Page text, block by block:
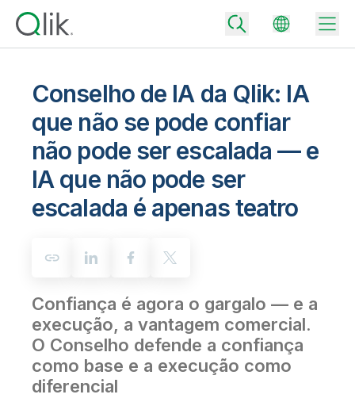
Comunidade
Suporte ao Cliente
Portal do Cliente
Onboarding
Documentação do Produto
Empresa
Carreiras
Sala de Imprensa
Escritórios Globais
Back
Qlik
Back
Por que Qlik
Transforme seus dados em resultados reais de negócios
Parceiros de Tecnologia e Integrações
Back
Integração de Dados
Analytics e IA
Todos os Produtos
Back
Entregue dados confiáveis com rapidez para tomar decisões mais
Preços de Analytics
Forneça melhores insights e resultados com o plano certo de
analytics.
Back
Eventos e Webinars
Biblioteca de Recursos
Conselho de IA da Qlik: IA
que não se pode confiar
não pode ser escalada — e
IA que não pode ser
escalada é apenas teatro
Confiança é agora o gargalo — e a
execução, a vantagem comercial.
O Conselho defende a confiança
como base e a execução como
diferencial